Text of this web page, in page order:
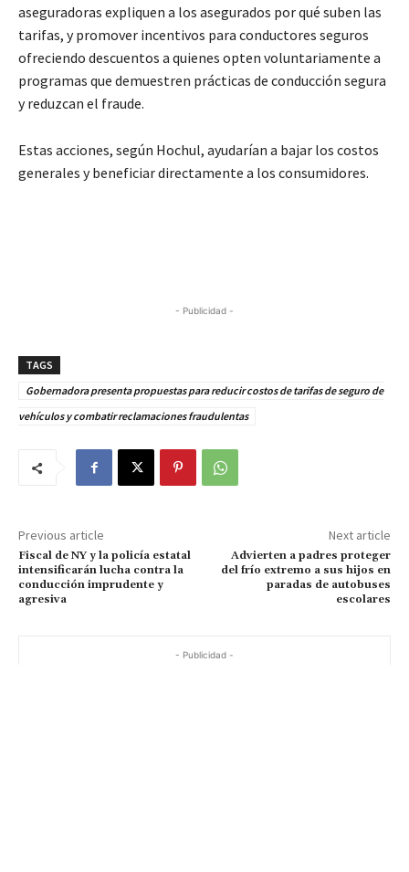
aseguradoras expliquen a los asegurados por qué suben las
tarifas, y promover incentivos para conductores seguros
ofreciendo descuentos a quienes opten voluntariamente a
programas que demuestren prácticas de conducción segura
y reduzcan el fraude.
Estas acciones, según Hochul, ayudarían a bajar los costos
generales y beneficiar directamente a los consumidores.
- Publicidad -
TAGS
Gobernadora presenta propuestas para reducir costos de tarifas de seguro de
vehículos y combatir reclamaciones fraudulentas
Previous article
Fiscal de NY y la policía estatal
intensificarán lucha contra la
conducción imprudente y
agresiva
Next article
Advierten a padres proteger
del frío extremo a sus hijos en
paradas de autobuses
escolares
- Publicidad -